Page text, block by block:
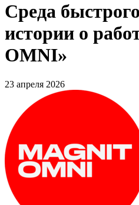
Среда
истории о
OMNI»
23 апреля 2026